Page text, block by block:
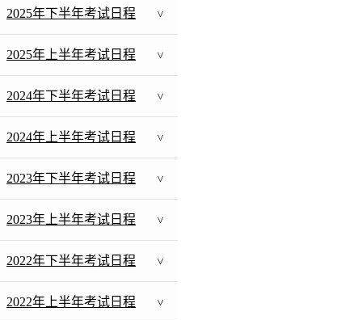
2025年下半年考试日程 >
2025年上半年考试日程 >
2024年下半年考试日程 >
2024年上半年考试日程 >
2023年下半年考试日程 >
2023年上半年考试日程 >
2022年下半年考试日程 >
2022年上半年考试日程 >